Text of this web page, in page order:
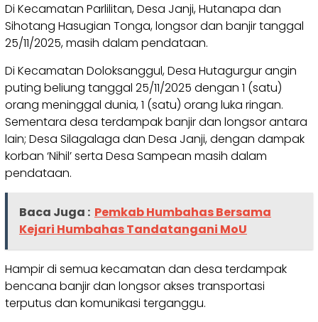
Di Kecamatan Parlilitan, Desa Janji, Hutanapa dan
Sihotang Hasugian Tonga, longsor dan banjir tanggal
25/11/2025, masih dalam pendataan.
Di Kecamatan Doloksanggul, Desa Hutagurgur angin
puting beliung tanggal 25/11/2025 dengan 1 (satu)
orang meninggal dunia, 1 (satu) orang luka ringan.
Sementara desa terdampak banjir dan longsor antara
lain; Desa Silagalaga dan Desa Janji, dengan dampak
korban ‘Nihil’ serta Desa Sampean masih dalam
pendataan.
Baca Juga : Pemkab Humbahas Bersama
Kejari Humbahas Tandatangani MoU
Hampir di semua kecamatan dan desa terdampak
bencana banjir dan longsor akses transportasi
terputus dan komunikasi terganggu.